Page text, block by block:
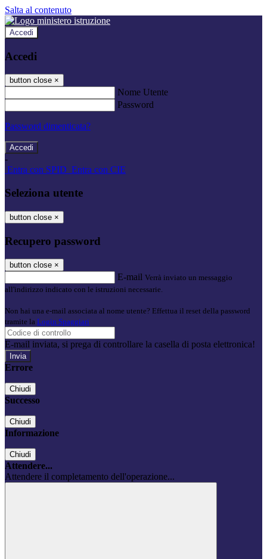
Salta al contenuto
Accedi
Accedi
button close ×
Nome Utente
Password
Password dimenticata?
-
Entra con SPID Entra con CIE
Seleziona utente
button close ×
Recupero password
button close ×
E-mail Verrà inviato un messaggio
all'indirizzo indicato con le istruzioni necessarie.
Non hai una e-mail associata al nome utente? Effettua il reset della password
tramite la Login Spaggiari
E-mail inviata, si prega di controllare la casella di posta elettronica!
Errore
Chiudi
Successo
Chiudi
Informazione
Chiudi
Attendere...
Attendere il completamento dell'operazione...